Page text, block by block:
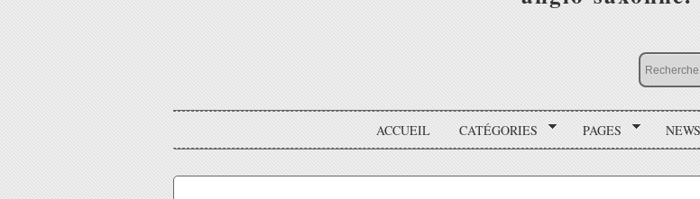
ACCUEIL CATÉGORIES PAGES